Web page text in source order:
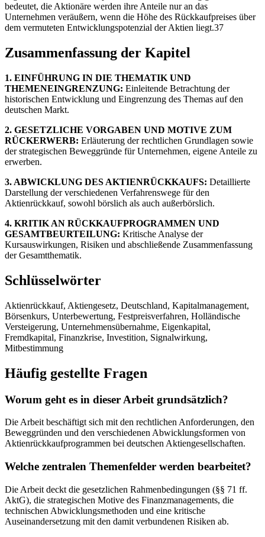
bedeutet, die Aktionäre werden ihre Anteile nur an das
Unternehmen veräußern, wenn die Höhe des Rückkaufpreises über
dem vermuteten Entwicklungspotenzial der Aktien liegt.37
Zusammenfassung der Kapitel
1. EINFÜHRUNG IN DIE THEMATIK UND
THEMENEINGRENZUNG: Einleitende Betrachtung der
historischen Entwicklung und Eingrenzung des Themas auf den
deutschen Markt.
2. GESETZLICHE VORGABEN UND MOTIVE ZUM
RÜCKERWERB: Erläuterung der rechtlichen Grundlagen sowie
der strategischen Beweggründe für Unternehmen, eigene Anteile zu
erwerben.
3. ABWICKLUNG DES AKTIENRÜCKKAUFS: Detaillierte
Darstellung der verschiedenen Verfahrenswege für den
Aktienrückkauf, sowohl börslich als auch außerbörslich.
4. KRITIK AN RÜCKKAUFPROGRAMMEN UND
GESAMTBEURTEILUNG: Kritische Analyse der
Kursauswirkungen, Risiken und abschließende Zusammenfassung
der Gesamtthematik.
Schlüsselwörter
Aktienrückkauf, Aktiengesetz, Deutschland, Kapitalmanagement,
Börsenkurs, Unterbewertung, Festpreisverfahren, Holländische
Versteigerung, Unternehmensübernahme, Eigenkapital,
Fremdkapital, Finanzkrise, Investition, Signalwirkung,
Mitbestimmung
Häufig gestellte Fragen
Worum geht es in dieser Arbeit grundsätzlich?
Die Arbeit beschäftigt sich mit den rechtlichen Anforderungen, den
Beweggründen und den verschiedenen Abwicklungsformen von
Aktienrückkaufprogrammen bei deutschen Aktiengesellschaften.
Welche zentralen Themenfelder werden bearbeitet?
Die Arbeit deckt die gesetzlichen Rahmenbedingungen (§§ 71 ff.
AktG), die strategischen Motive des Finanzmanagements, die
technischen Abwicklungsmethoden und eine kritische
Auseinandersetzung mit den damit verbundenen Risiken ab.